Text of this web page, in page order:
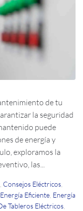
de tu
la seguridad
puede
de energía y
exploramos la
las...
, Consejos Eléctricos,
Energía Eficiente, Energía
Tableros Eléctricos,